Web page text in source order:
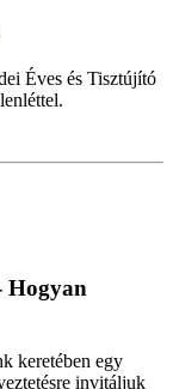
Éves és Tisztújító
Hogyan
keretében egy
invitáljuk